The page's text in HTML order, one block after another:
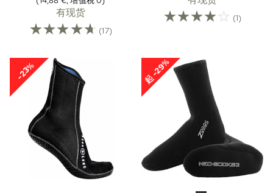
有现货
☆☆☆☆☆ (17)
☆☆☆☆☆ (1)
-23% 起 -29%